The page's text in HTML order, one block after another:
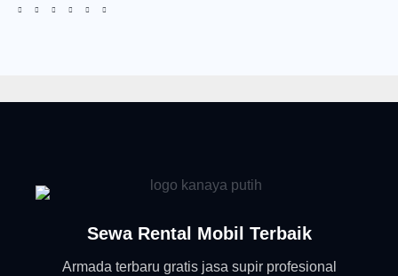
Sewa Rental Mobil Terbaik
Armada terbaru gratis jasa supir profesional